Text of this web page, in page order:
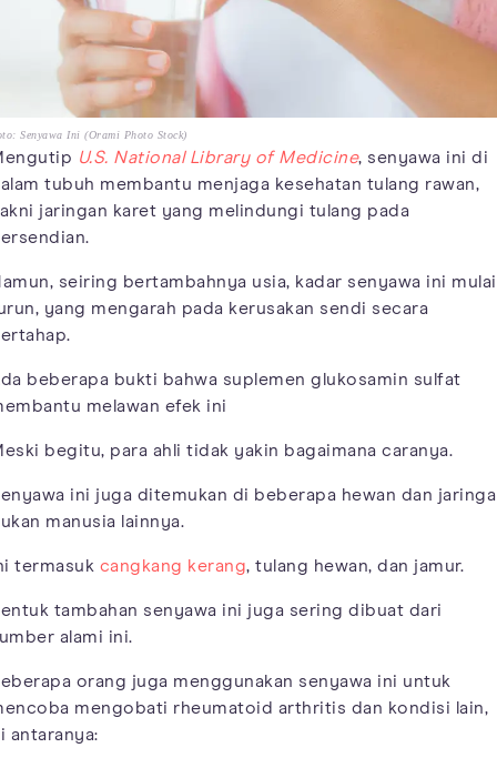
Senyawa Ini (Orami Photo Stock)
U.S. National Library of Medicine, senyawa ini di
tubuh membantu menjaga kesehatan tulang rawan,
jaringan karet yang melindungi tulang pada
seiring bertambahnya usia, kadar senyawa ini mulai
yang mengarah pada kerusakan sendi secara
beberapa bukti bahwa suplemen glukosamin sulfat
melawan efek ini
begitu, para ahli tidak yakin bagaimana caranya.
ini juga ditemukan di beberapa hewan dan
manusia lainnya.
termasuk cangkang kerang, tulang hewan, dan jamur.
tambahan senyawa ini juga sering dibuat dari
alami ini.
orang juga menggunakan senyawa ini untuk
mengobati rheumatoid arthritis dan kondisi lain,
antaranya: